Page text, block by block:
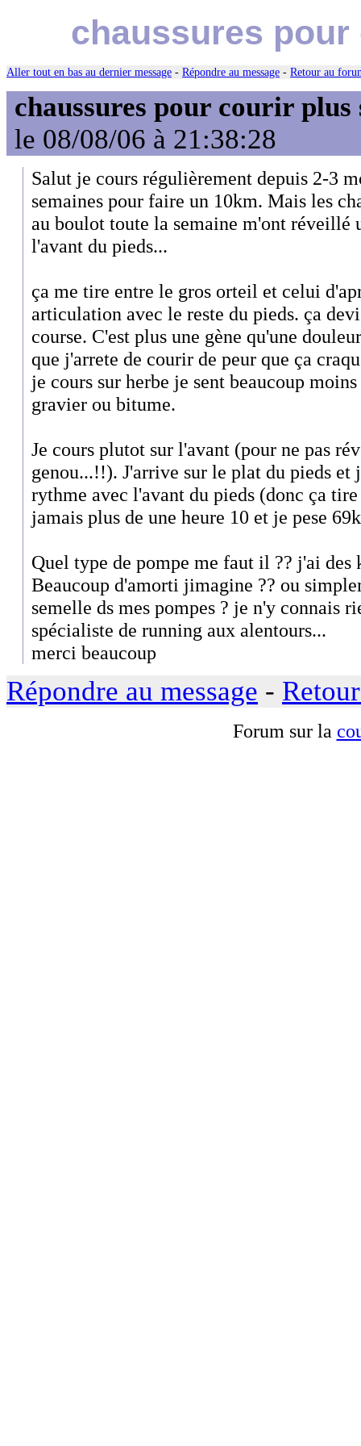
chaussures
Aller tout en bas au dernier message - Répondre au message - Retour au
chaussures pour courir
le 08/08/06 à 21:38:28
Salut je cours régulièrement depuis 2-3
semaines pour faire un 10km. Mais les
au boulot toute la semaine m'ont réveillé
l'avant du pieds...
ça me tire entre le gros orteil et celui
articulation avec le reste du pieds. ça
course. C'est plus une gène qu'une
que j'arrete de courir de peur que ça
je cours sur herbe je sent beaucoup
gravier ou bitume.
Je cours plutot sur l'avant (pour ne pas
genou...!!). J'arrive sur le plat du pieds et
rythme avec l'avant du pieds (donc ça
jamais plus de une heure 10 et je pese
Quel type de pompe me faut il ?? j'ai des
Beaucoup d'amorti jimagine ?? ou
semelle ds mes pompes ? je n'y connais
spécialiste de running aux alentours...
merci beaucoup
Répondre au message -
Forum sur la